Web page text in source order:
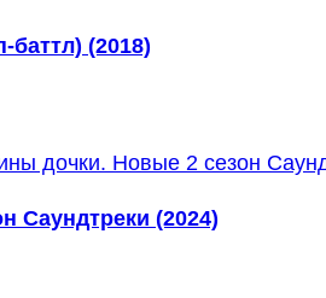
(2018)
Саундтреки (2024)